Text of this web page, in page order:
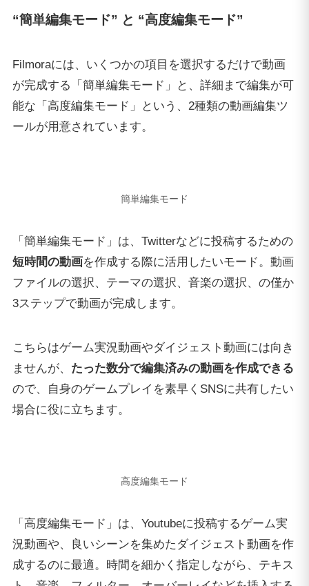
“簡単編集モード” と “高度編集モード”
Filmoraには、いくつかの項目を選択するだけで動画
が完成する「簡単編集モード」と、詳細まで編集が可
能な「高度編集モード」という、2種類の動画編集ツ
ールが用意されています。
簡単編集モード
「簡単編集モード」は、Twitterなどに投稿するための
短時間の動画を作成する際に活用したいモード。動画
ファイルの選択、テーマの選択、音楽の選択、の僅か
3ステップで動画が完成します。
こちらはゲーム実況動画やダイジェスト動画には向き
ませんが、 たった数分で編集済みの動画を作成できる
ので、自身のゲームプレイを素早くSNSに共有したい
場合に役に立ちます。
高度編集モード
「高度編集モード」は、Youtubeに投稿するゲーム実
況動画や、良いシーンを集めたダイジェスト動画を作
成するのに最適。時間を細かく指定しながら、テキス